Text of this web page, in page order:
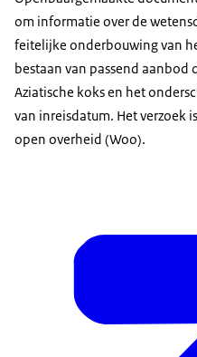
om informatie over de
feitelijke onderbouwing van
bestaan van passend aanbod
Aziatische koks en het
van inreisdatum. Het verzoek
open overheid (Woo).